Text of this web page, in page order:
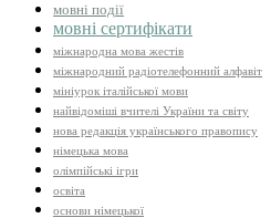
мовні події
мовні сертифікати
міжнародна мова жестів
міжнародний радіотелефонний алфавіт
мініурок італійської мови
найвідоміші вчителі України та світу
нова редакція українського правопису
німецька мова
олімпійські ігри
освіта
основи німецької